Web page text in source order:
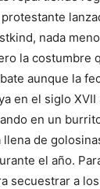
nada
la costumbre
aunque la
en el siglo
en un
de
el año.
secuestrar a